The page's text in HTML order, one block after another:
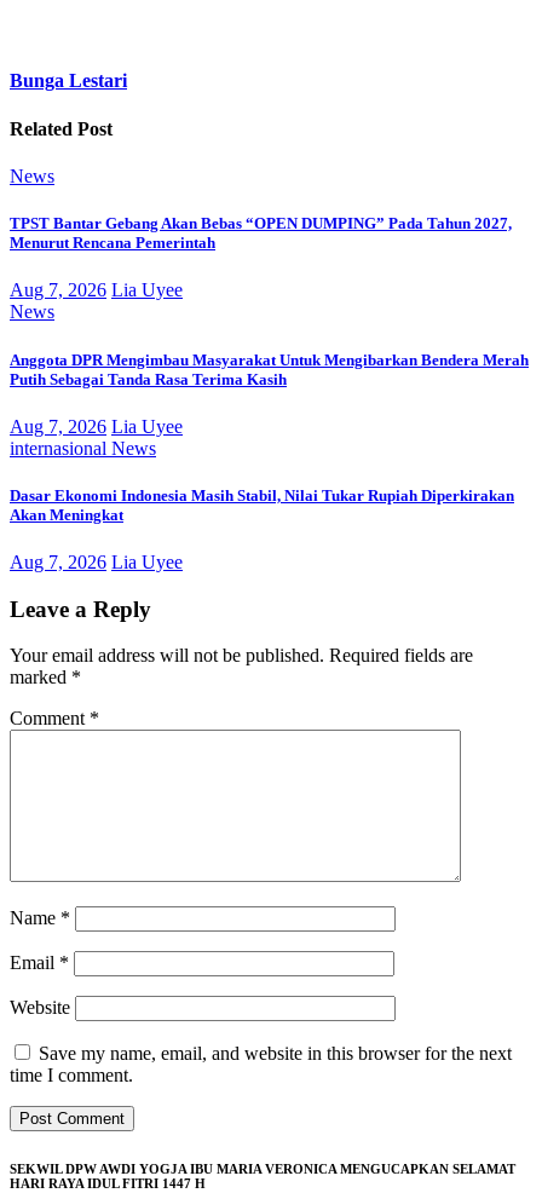
Bunga Lestari
Related Post
News
TPST Bantar Gebang Akan Bebas “OPEN DUMPING” Pada Tahun 2027,
Menurut Rencana Pemerintah
Aug 7, 2026 Lia Uyee
News
Anggota DPR Mengimbau Masyarakat Untuk Mengibarkan Bendera Merah
Putih Sebagai Tanda Rasa Terima Kasih
Aug 7, 2026 Lia Uyee
internasional News
Dasar Ekonomi Indonesia Masih Stabil, Nilai Tukar Rupiah Diperkirakan
Akan Meningkat
Aug 7, 2026 Lia Uyee
Leave a Reply
Your email address will not be published. Required fields are
marked *
Comment *
Name *
Email *
Website
Save my name, email, and website in this browser for the next
time I comment.
SEKWIL DPW AWDI YOGJA IBU MARIA VERONICA MENGUCAPKAN SELAMAT
HARI RAYA IDUL FITRI 1447 H